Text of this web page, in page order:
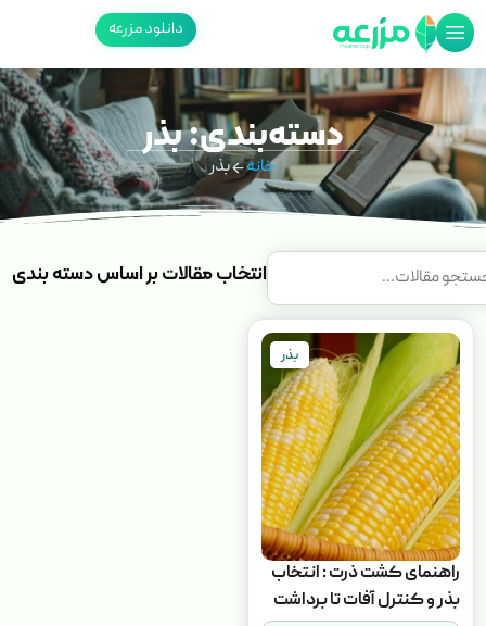
دانلود مزرعه
دسته‌بندی: بذر
خانه بذر
انتخاب مقالات بر اساس دسته بندی
بذر
راهنمای کشت ذرت : انتخاب
بذر و کنترل آفات تا برداشت